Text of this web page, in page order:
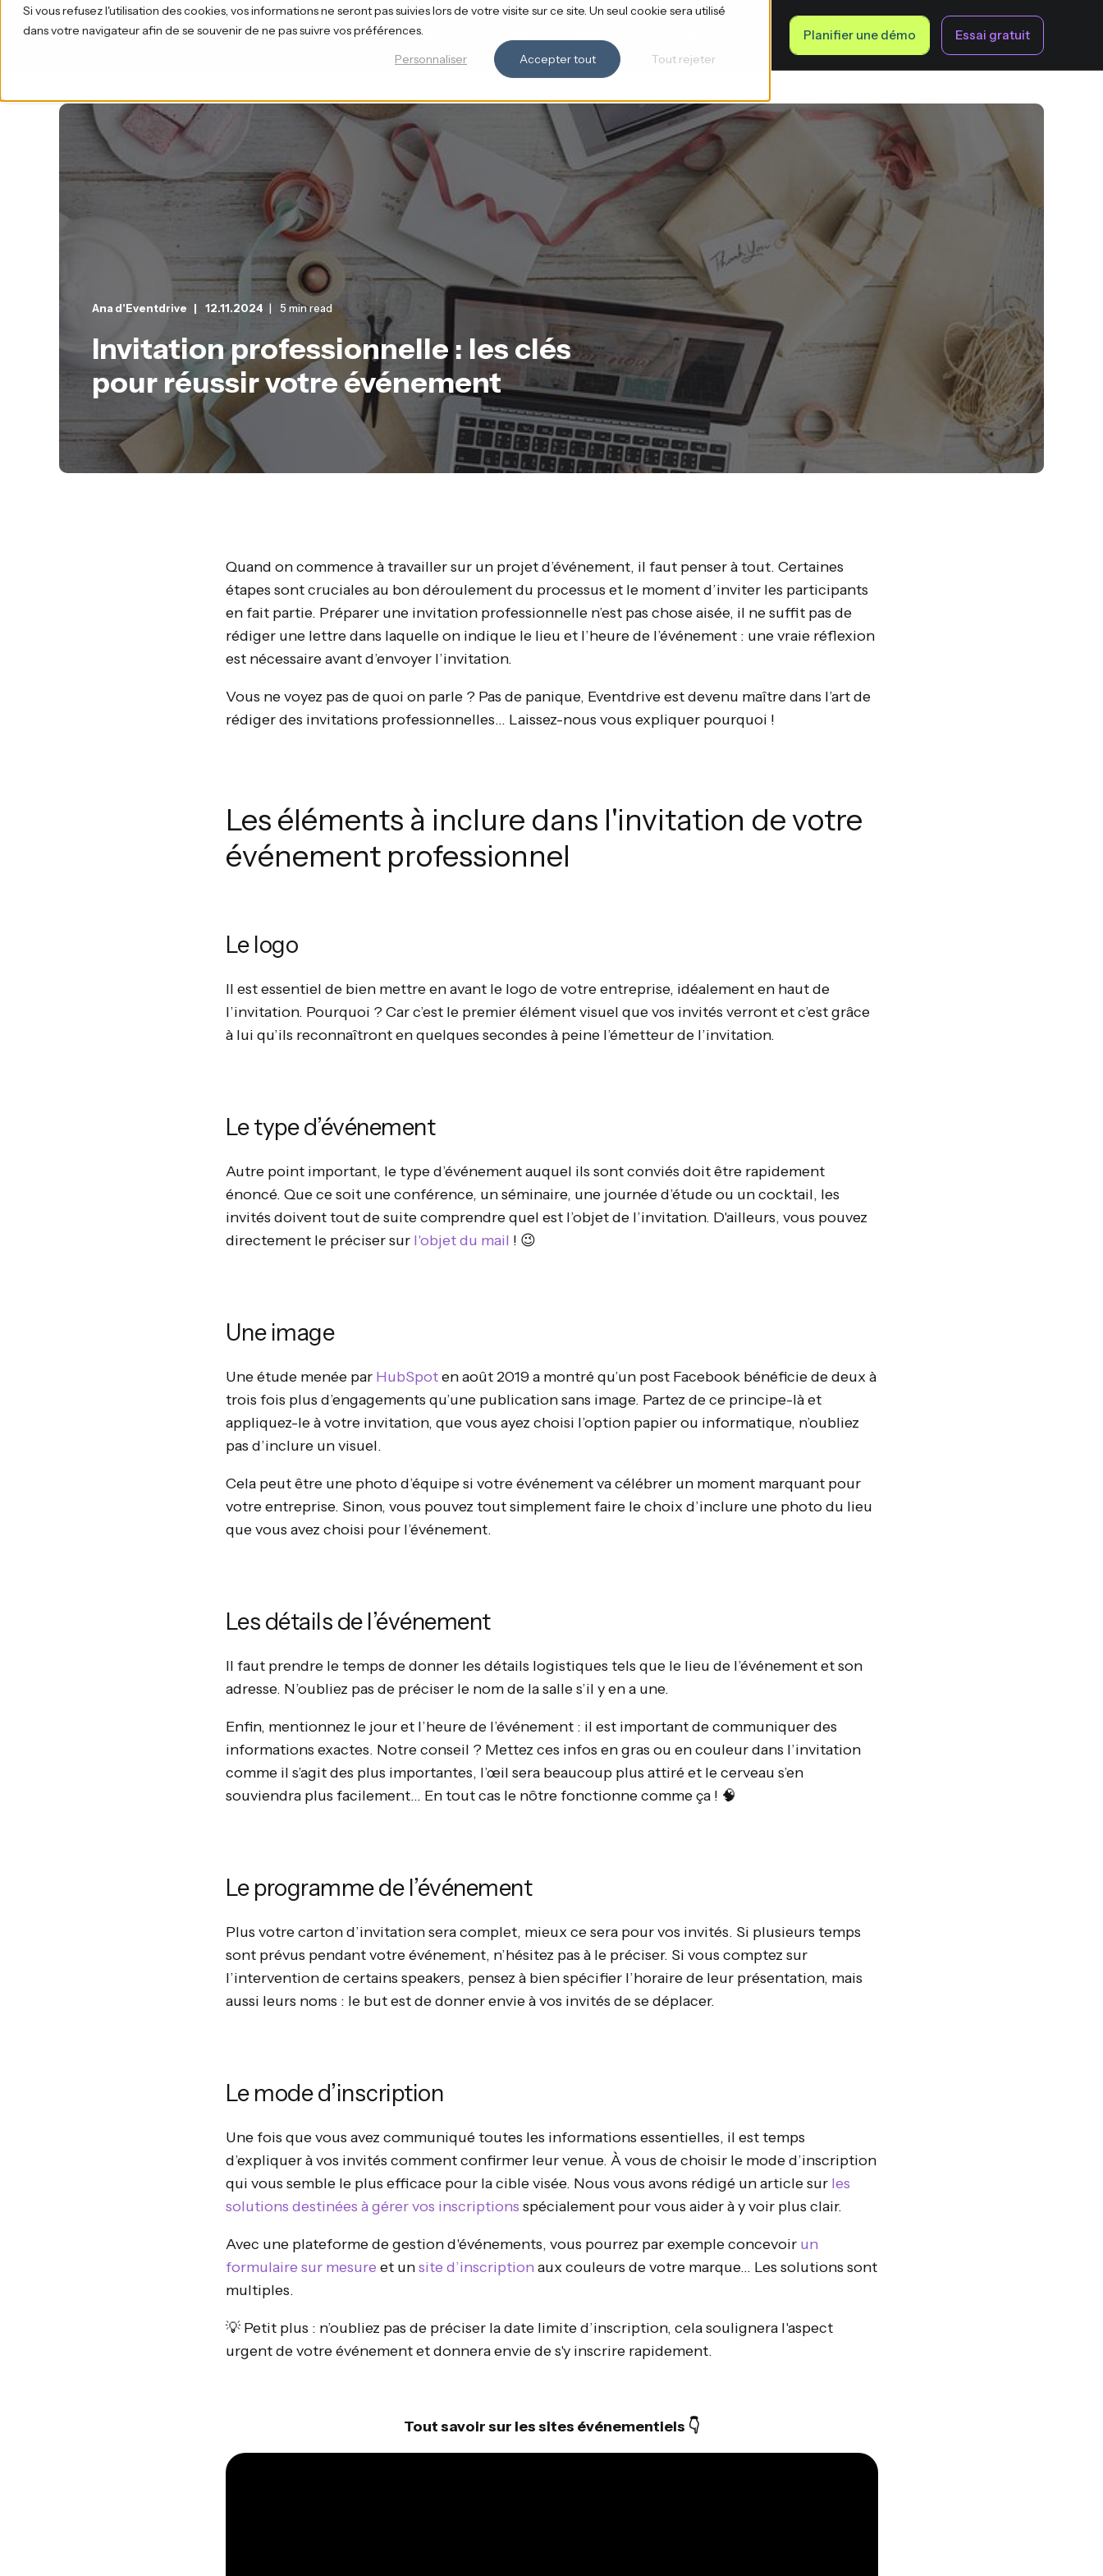
Si vous refusez l'utilisation des cookies, vos informations ne seront pas suivies lors de votre visite sur ce site. Un seul cookie sera utilisé
dans votre navigateur afin de se souvenir de ne pas suivre vos préférences.
Personnaliser
Accepter tout Tout rejeter
Produit Solutions Planifier une démo Essai gratuit
Ana d'Eventdrive 12.11.2024 5 min read
Invitation professionnelle : les clés
pour réussir votre événement
Quand on commence à travailler sur un projet d’événement, il faut penser à tout. Certaines
étapes sont cruciales au bon déroulement du processus et le moment d’inviter les participants
en fait partie. Préparer une invitation professionnelle n’est pas chose aisée, il ne suffit pas de
rédiger une lettre dans laquelle on indique le lieu et l’heure de l’événement : une vraie réflexion
est nécessaire avant d’envoyer l’invitation.
Vous ne voyez pas de quoi on parle ? Pas de panique, Eventdrive est devenu maître dans l’art de
rédiger des invitations professionnelles… Laissez-nous vous expliquer pourquoi !
Les éléments à inclure dans l'invitation de votre
événement professionnel
Le logo
Il est essentiel de bien mettre en avant le logo de votre entreprise, idéalement en haut de
l’invitation. Pourquoi ? Car c’est le premier élément visuel que vos invités verront et c’est grâce
à lui qu’ils reconnaîtront en quelques secondes à peine l’émetteur de l’invitation.
Le type d’événement
Autre point important, le type d’événement auquel ils sont conviés doit être rapidement
énoncé. Que ce soit une conférence, un séminaire, une journée d’étude ou un cocktail, les
invités doivent tout de suite comprendre quel est l’objet de l’invitation. D'ailleurs, vous pouvez
directement le préciser sur l'objet du mail ! 😉
Une image
Une étude menée par HubSpoten août 2019 a montré qu’un post Facebook bénéficie de deux à
trois fois plus d’engagements qu’une publication sans image. Partez de ce principe-là et
appliquez-le à votre invitation, que vous ayez choisi l’option papier ou informatique, n’oubliez
pas d’inclure un visuel.
Cela peut être une photo d’équipe si votre événement va célébrer un moment marquant pour
votre entreprise. Sinon, vous pouvez tout simplement faire le choix d’inclure une photo du lieu
que vous avez choisi pour l’événement.
Les détails de l’événement
Il faut prendre le temps de donner les détails logistiques tels que le lieu de l’événement et son
adresse. N’oubliez pas de préciser le nom de la salle s’il y en a une.
Enfin, mentionnez le jour et l’heure de l’événement : il est important de communiquer des
informations exactes. Notre conseil ? Mettez ces infos en gras ou en couleur dans l’invitation
comme il s’agit des plus importantes, l’œil sera beaucoup plus attiré et le cerveau s’en
souviendra plus facilement… En tout cas le nôtre fonctionne comme ça ! 🧠
Le programme de l’événement
Plus votre carton d’invitation sera complet, mieux ce sera pour vos invités. Si plusieurs temps
sont prévus pendant votre événement, n’hésitez pas à le préciser. Si vous comptez sur
l’intervention de certains speakers, pensez à bien spécifier l’horaire de leur présentation, mais
aussi leurs noms : le but est de donner envie à vos invités de se déplacer.
Le mode d’inscription
Une fois que vous avez communiqué toutes les informations essentielles, il est temps
d’expliquer à vos invités comment confirmer leur venue. À vous de choisir le mode d’inscription
qui vous semble le plus efficace pour la cible visée. Nous vous avons rédigé un article sur les
solutions destinées à gérer vos inscriptions spécialement pour vous aider à y voir plus clair.
Avec une plateforme de gestion d'événements, vous pourrez par exemple concevoir un
formulaire sur mesure et unsite d’inscription aux couleurs de votre marque… Les solutions sont
multiples.
💡 Petit plus : n’oubliez pas de préciser la date limite d’inscription, cela soulignera l'aspect
urgent de votre événement et donnera envie de s'y inscrire rapidement.
Tout savoir sur les sites événementiels 👇